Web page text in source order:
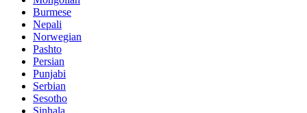
Burmese
Nepali
Norwegian
Pashto
Persian
Punjabi
Serbian
Sesotho
Sinhala